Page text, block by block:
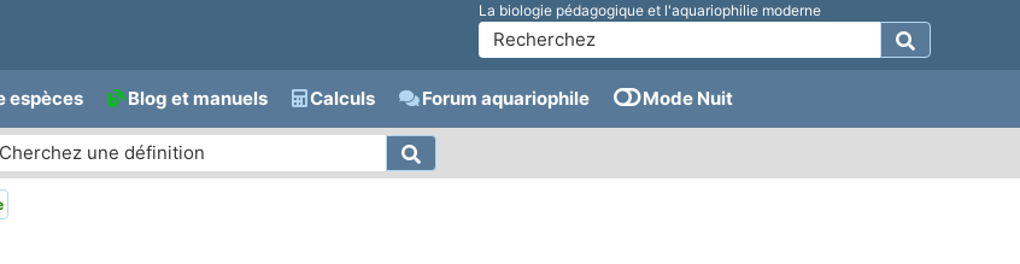
La biologie pédagogique et l'aquariophilie moderne
espèces Blog et manuels Calculs Forum aquariophile Mode Nuit